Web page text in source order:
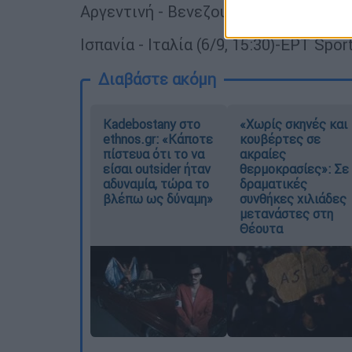
Αργεντινή - Βενεζουέλα (6/9, 15:00)-
Ισπανία - Ιταλία (6/9, 15:30)-ΕΡΤ
Διαβάστε ακόμη
Kadebostany στο
ethnos.gr: «Κάποτε
πίστευα ότι το να
είσαι outsider ήταν
αδυναμία, τώρα το
βλέπω ως δύναμη»
«Χωρίς σκηνές και
κουβέρτες σε
ακραίες
θερμοκρασίες»: Σε
δραματικές
συνθήκες χιλιάδες
μετανάστες στη
Θέουτα